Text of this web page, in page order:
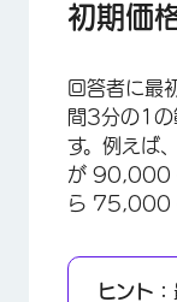
初期価
回答者に最
間3分の1の
す。例えば
が 90,000
ら 75,000
ヒント：